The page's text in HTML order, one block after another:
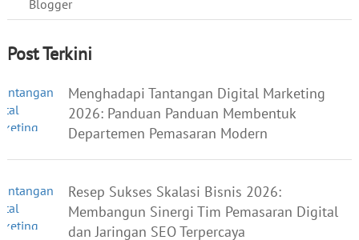
Blogger
Post Terkini
Menghadapi Tantangan Digital Marketing
2026: Panduan Panduan Membentuk
Departemen Pemasaran Modern
Resep Sukses Skalasi Bisnis 2026:
Membangun Sinergi Tim Pemasaran Digital
dan Jaringan SEO Terpercaya